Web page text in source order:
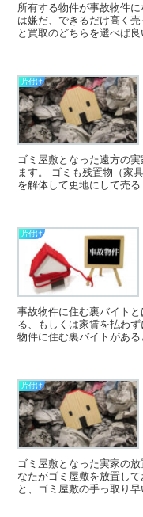
所有する物件が事故物件
は嫌だ、できるだけ高く
と買取のどちらを選べば良いでしょうか？
たつの売却方法のメリッ
片付け
ゴミ屋敷となった遠方の
ます。 ゴミも残置物（家具・家財用品など）も片付けて家を売る 家
を解体して更地にして売る 片付けずにごみ屋敷のまま売却する 片付
片付け
事故物件に住む裏バイト
る、もしくは家賃を払わずに住
物件に住む裏バイトがあ
片付け
ゴミ屋敷となった実家の放置は
なたがゴミ屋敷を放置し
と、ゴミ屋敷の手っ取り早い処